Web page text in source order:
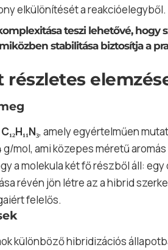
elkülönítését a reakcióelegyből.
teszi lehetővé, hogy
stabilitása biztosítja a
részletes
C₁₂H₁₁N₃, amely egyértelműen
mol, ami közepes méretű
a molekula két fő részből áll:
révén jön létre az a hibrid
felelős.
különböző hibridizációs